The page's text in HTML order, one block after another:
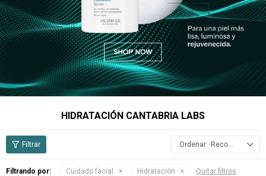
HIDRATACIÓN CANTABRIA LABS
Recomendados
Filtrando por: Cuidado facial Hidratación Quitar filtros